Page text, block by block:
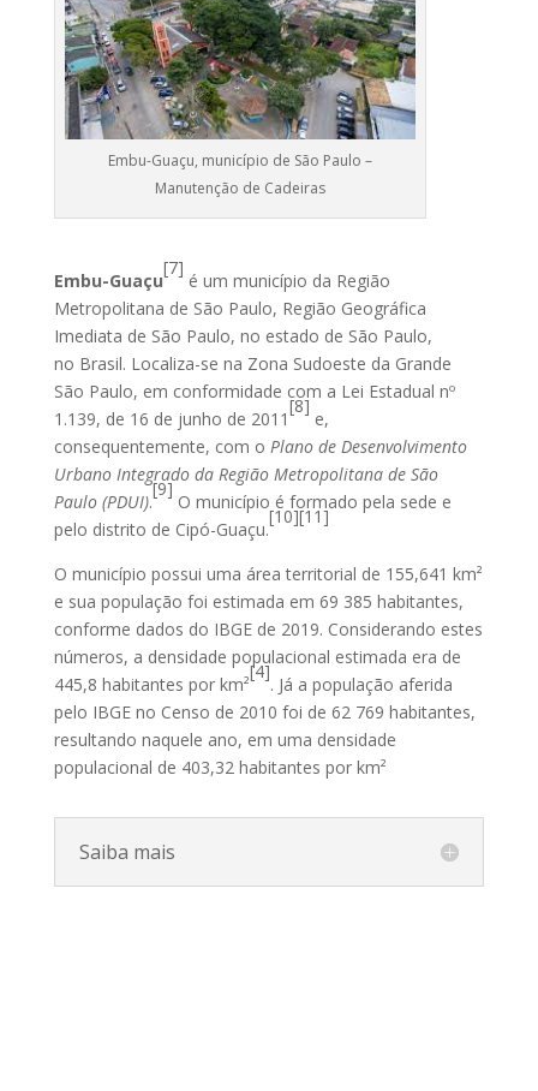
Embu-Guaçu, município de São Paulo –
Manutenção de Cadeiras
Embu-Guaçu
[7]
é um município da Região
Metropolitana de São Paulo, Região Geográfica
Imediata de São Paulo, no estado de São Paulo,
no Brasil. Localiza-se na Zona Sudoeste da Grande
São Paulo, em conformidade com a Lei Estadual nº
1.139, de 16 de junho de 2011
[8]
e,
consequentemente, com o Plano de Desenvolvimento
Urbano Integrado da Região Metropolitana de São
Paulo (PDUI).
[9]
O município é formado pela sede e
pelo distrito de Cipó-Guaçu.
[10][11]
O município possui uma área territorial de 155,641 km²
e sua população foi estimada em 69 385 habitantes,
conforme dados do IBGE de 2019. Considerando estes
números, a densidade populacional estimada era de
445,8 habitantes por km²
[4]
. Já a população aferida
pelo IBGE no Censo de 2010 foi de 62 769 habitantes,
resultando naquele ano, em uma densidade
populacional de 403,32 habitantes por km²
Saiba mais